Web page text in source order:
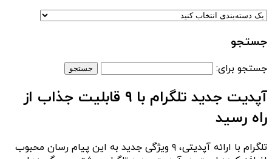
جستجو
جستجو برای:
آپدیت جدید تلگرام با ۹ قابلیت جذاب از
راه رسید
تلگرام با ارائه آپدیتی، ۹ ویژگی جدید به این پیام رسان محبوب